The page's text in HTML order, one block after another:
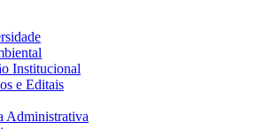
Institucional
e Editais
Administrativa